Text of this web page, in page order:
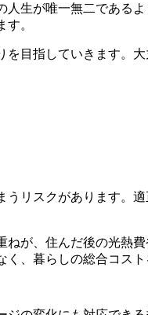
生が唯一無二である
。
目指していきます。
リスクがあります。
が、住んだ後の光熱
、暮らしの総合コス